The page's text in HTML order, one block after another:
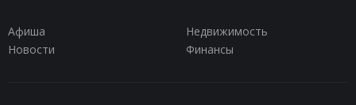
Афиша
Недвижимость
Новости
Финансы